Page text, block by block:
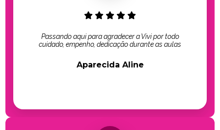
Passando aqui para agradecer a Vivi por todo
cuidado, empenho, dedicação durante as aulas
Aparecida Aline